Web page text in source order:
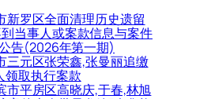
新罗区全面清理历史遗留
当事人或案款信息与案件
告(2026年第一期)
三元区张荣鑫,张曼丽追缴
领取执行案款
市平房区高晓庆,于春,林旭